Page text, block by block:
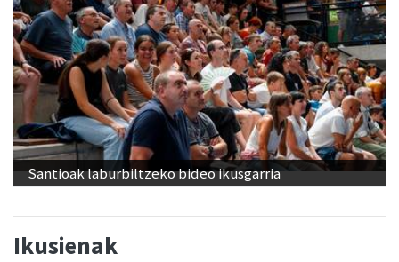
Santioak laburbiltzeko bideo ikusgarria
Ikusienak